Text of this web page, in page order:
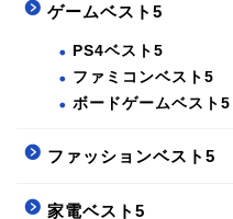
ゲームベスト5
PS4ベスト5
ファミコンベスト5
ボードゲームベスト5
ファッションベスト5
家電ベスト5